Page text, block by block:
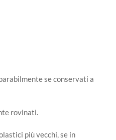
se conservati a
rovinati.
più vecchi, se in